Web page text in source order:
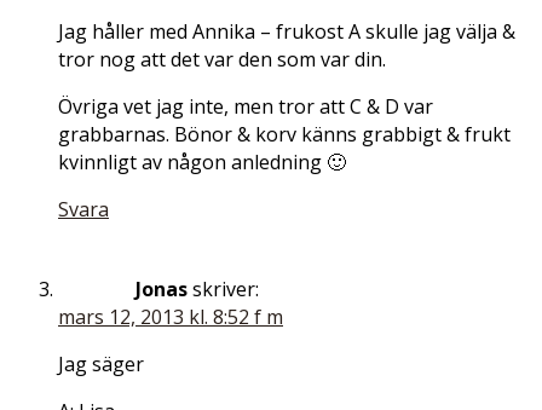
Jag håller med Annika – frukost A skulle jag välja &
tror nog att det var den som var din.
Övriga vet jag inte, men tror att C & D var
grabbarnas. Bönor & korv känns grabbigt & frukt
kvinnligt av någon anledning 🙂
Svara
Jonasskriver:
mars 12, 2013 kl. 8:52 f m
Jag säger